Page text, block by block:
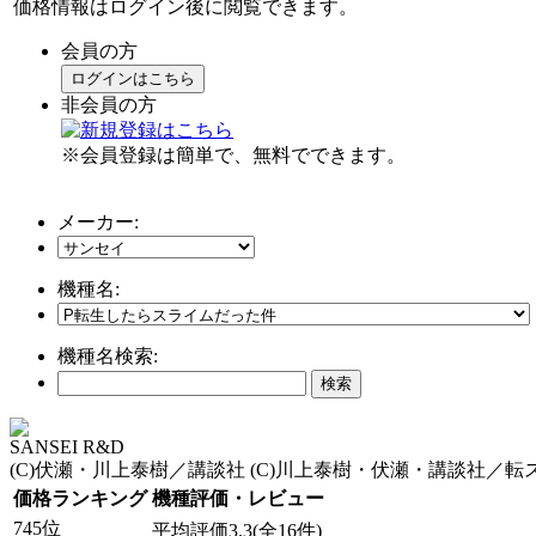
価格情報はログイン後に閲覧できます。
会員の方
ログインはこちら
非会員の方
※会員登録は簡単で、無料でできます。
メーカー:
機種名:
機種名検索:
SANSEI R&D
(C)伏瀬・川上泰樹／講談社 (C)川上泰樹・伏瀬・講談社／転
価格ランキング 機種評価・レビュー
745位
平均評価3.3(全16件)